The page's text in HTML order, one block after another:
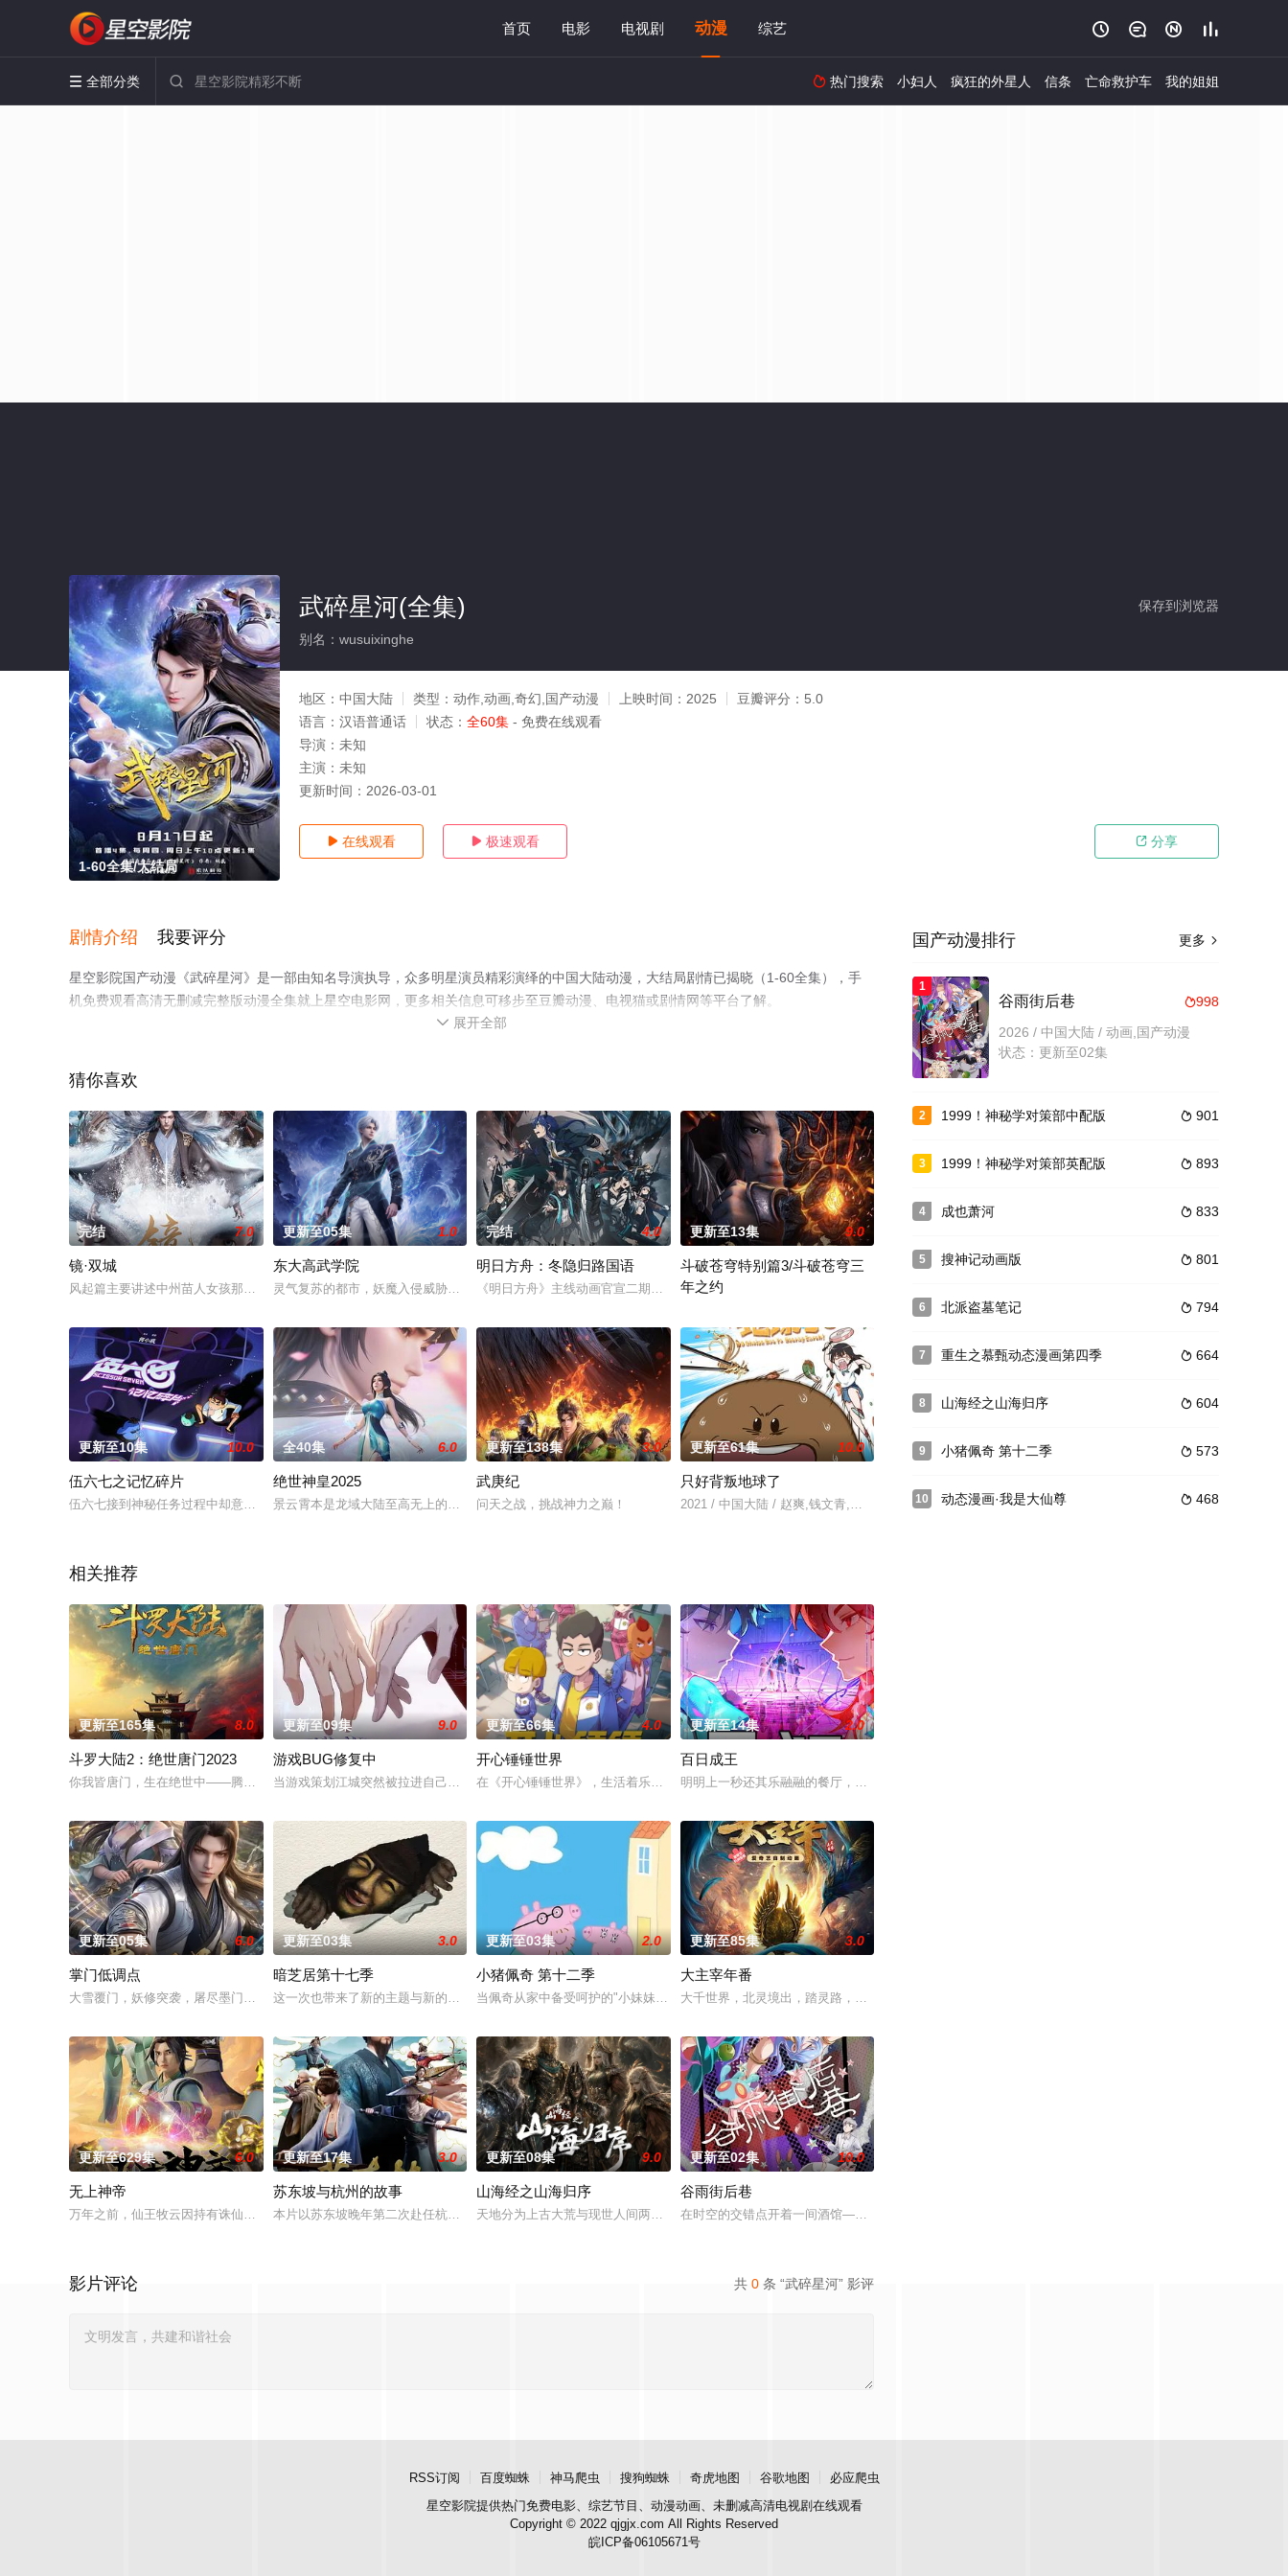
首页 电影 电视剧 动漫 综艺    
 全部分类   热门搜索 小妇人 疯狂的外星人 信条 亡命救护车 我的姐姐
1-60全集/大结局
保存到浏览器
武碎星河(全集)
别名：wusuixinghe
地区： 中国大陆 类型： 动作,动画,奇幻,国产动漫 上映时间： 2025 豆瓣评分： 5.0
语言： 汉语普通话 状态： 全60集 - 免费在线观看
导演： 未知
主演： 未知
更新时间： 2026-03-01
 在线观看  极速观看  分享
剧情介绍 我要评分
星空影院国产动漫《武碎星河》是一部由知名导演执导，众多明星演员精彩演绎的中国大陆动漫，大结局剧情已揭晓（1-60全集），手
机免费观看高清无删减完整版动漫全集就上星空电影网，更多相关信息可移步至豆瓣动漫、电视猫或剧情网等平台了解。
 展开全部
猜你喜欢
完结 7.0
镜·双城
风起篇主要讲述中州苗人女孩那笙初入云荒雪岭，机缘巧合下邂逅了两位云荒大陆的风云人物——苏摩和真岚，两人与白之一族郡主白璎的往事也露出了冰
更新至05集 1.0
东大高武学院
灵气复苏的都市，妖魔入侵威胁来袭，天生废灵根的少年秦雨体内意外觉醒神力，被选中成为神秘至强功法万物生的传承人。秦雨加入东大高武学院后逐渐
完结 4.0
明日方舟：冬隐归路国语
《明日方舟》主线动画官宣二期制作决定！副标题为 冬隐归路。
更新至13集 9.0
斗破苍穹特别篇3/斗破苍穹三
年之约
三年前，云岚宗少宗主纳兰嫣然贸然退婚，倍感耻辱的萧炎遂与纳兰嫣然定下三年之约。为了这个约定，萧
更新至10集 10.0
伍六七之记忆碎片
伍六七接到神秘任务过程中却意外丧失记忆，为了唤醒记忆，伍六七去到过往记忆发生的地方见到记忆相关的人，其身世之谜也随之逐渐浮出水面。
全40集 6.0
绝世神皇2025
景云霄本是龙域大陆至高无上的轮回大帝，遭受他人暗算时，施展五转轮回决重生成为红叶镇景家的一名少年。利用前世记忆，景云霄帮助景家解决了黑龙
更新至138集 3.0
武庚纪
问天之战，挑战神力之巅！
更新至61集 10.0
只好背叛地球了
2021 / 中国大陆 / 赵爽,钱文青,刘三木,天然的M狼,贺文潇,路扬,朱婧,星潮,刘晴,江月,柳知萧,关帅,张星涵,老森
相关推荐
更新至165集 8.0
斗罗大陆2：绝世唐门2023
你我皆唐门，生在绝世中——腾讯视频《斗罗大陆绝世唐门》动画正式启动！
更新至09集 9.0
游戏BUG修复中
当游戏策划江城突然被拉进自己精心打造的数字世界时，他原本以为能在这片熟悉的地方游刃有余。然而，令他震惊的是，游戏中强大无比的魔王苏夜不知
更新至66集 4.0
开心锤锤世界
在《开心锤锤世界》，生活着乐观善良的少年锤锤和他性格各异的家人朋友们，他们在日常琐事中脑洞大开，以充满趣味的方式应对生活琐事或难
更新至14集 2.0
百日成王
明明上一秒还其乐融融的餐厅，下一秒竟然血流成河……明明是爱民如子的君王下一秒竟然变成嗜血凶兽……“
更新至05集 6.0
掌门低调点
大雪覆门，妖修突袭，屠尽墨门，少年路朝歌痛失至亲，绝境之中觉醒绑定逆天系统，靠水系启灵死里逃生，立誓肃清世间妖邪。十年蛰伏苦修，他困于初
更新至03集 3.0
暗芝居第十七季
这一次也带来了新的主题与新的恐怖演出，充满了令人脊背发凉的故事。负责演唱片尾主题曲的二人歌谣组合“风轮”也会以声优的身份参加，成为本季的
更新至03集 2.0
小猪佩奇 第十二季
当佩奇从家中备受呵护的"小妹妹"一跃成为肩负责任的"大姐姐"，而乔治从集万千宠爱于一身的&quo
更新至85集 3.0
大主宰年番
大千世界，北灵境出，踏灵路，伐罗天，剑斩诛邪永定乾坤，万道争锋吾为主率!
更新至629集 6.0
无上神帝
万年之前，仙王牧云因持有诛仙图而遭人暗算，残魂沉睡万年之后，在天运大陆南云帝国有名的“废物牧云”身上觉醒。牧云初醒，就受到了学生妙仙语的
更新至17集 3.0
苏东坡与杭州的故事
本片以苏东坡晚年第二次赴任杭州，与老友佛印（一心想将苏东坡渡入佛门）、辽国女粉丝耶律云（原型为高丽使者之子金富轼与金富辙合二为一，女扮男
更新至08集 9.0
山海经之山海归序
天地分为上古大荒与现世人间两界，由太极壁垒相隔，域外虚无异境滋生侵蚀神魂、扰乱秩序的暗紫色暗力；天地遴选十二山海神兽为十二秩序祀
更新至02集 10.0
谷雨街后巷
在时空的交错点开着一间酒馆——谷雨街后巷。 无论城市的角落，还是繁星坠落的荒漠， 穿过现实的迷宫，欢
共 0 条 “武碎星河” 影评
影片评论
更多 
国产动漫排行
1
998
谷雨街后巷
2026 / 中国大陆 / 动画,国产动漫
状态：更新至02集
2  901
1999！神秘学对策部中配版
3  893
1999！神秘学对策部英配版
4  833
成也萧河
5  801
搜神记动画版
6  794
北派盗墓笔记
7  664
重生之慕甄动态漫画第四季
8  604
山海经之山海归序
9  573
小猪佩奇 第十二季
10  468
动态漫画·我是大仙尊
RSS订阅 百度蜘蛛 神马爬虫 搜狗蜘蛛 奇虎地图 谷歌地图
必应爬虫
星空影院提供热门免费电影、综艺节目、动漫动画、未删减高清电视剧在线观看
Copyright © 2022 qjgjx.com All Rights Reserved
皖ICP备06105671号